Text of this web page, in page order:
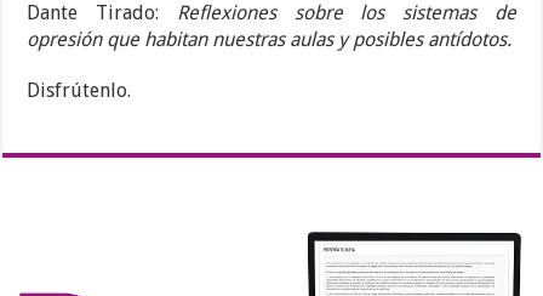
Dante Tirado: Reflexiones sobre los sistemas de
opresión que habitan nuestras aulas y posibles antídotos.
Disfrútenlo.